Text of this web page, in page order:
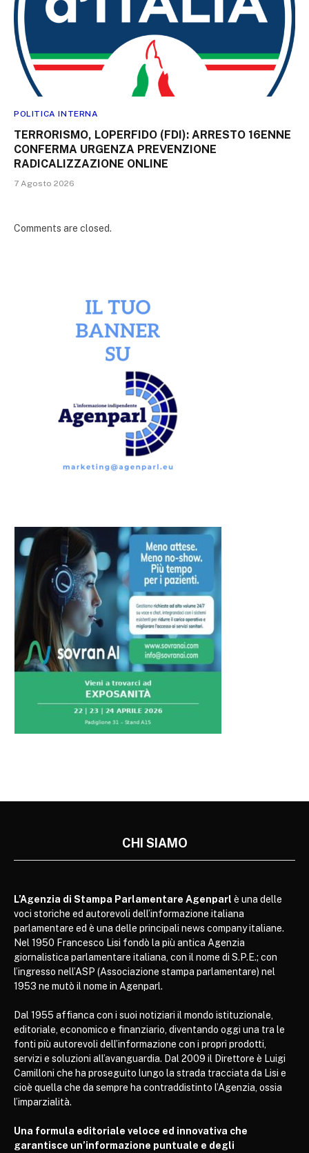
POLITICA INTERNA
TERRORISMO, LOPERFIDO (FDI): ARRESTO 16ENNE
CONFERMA URGENZA PREVENZIONE
RADICALIZZAZIONE ONLINE
7 Agosto 2026
Comments are closed.
CHI SIAMO
L’Agenzia di Stampa Parlamentare Agenparl è una delle
voci storiche ed autorevoli dell’informazione italiana
parlamentare ed è una delle principali news company italiane.
Nel 1950 Francesco Lisi fondò la più antica Agenzia
giornalistica parlamentare italiana, con il nome di S.P.E.; con
l’ingresso nell’ASP (Associazione stampa parlamentare) nel
1953 ne mutò il nome in Agenparl.
Dal 1955 affianca con i suoi notiziari il mondo istituzionale,
editoriale, economico e finanziario, diventando oggi una tra le
fonti più autorevoli dell’informazione con i propri prodotti,
servizi e soluzioni all’avanguardia. Dal 2009 il Direttore è Luigi
Camilloni che ha proseguito lungo la strada tracciata da Lisi e
cioè quella che da sempre ha contraddistinto l’Agenzia, ossia
l’imparzialità.
Una formula editoriale veloce ed innovativa che
garantisce un’informazione puntuale e degli